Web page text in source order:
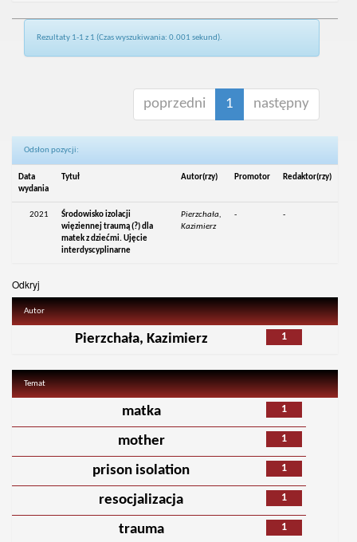
Rezultaty 1-1 z 1 (Czas wyszukiwania: 0.001 sekund).
poprzedni 1 następny
Odsłon pozycji:
Data
wydania
Tytuł Autor(rzy) Promotor Redaktor(rzy)
2021
Środowisko izolacji
więziennej traumą (?) dla
matek z dziećmi. Ujęcie
interdyscyplinarne
Pierzchała,
Kazimierz
- -
Odkryj
Autor
1
Pierzchała, Kazimierz
Temat
1
matka
1
mother
1
prison isolation
1
resocjalizacja
1
trauma